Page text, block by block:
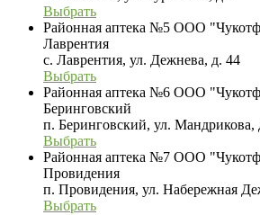
Выбрать
Районная аптека №5 ООО
Лаврентия
с. Лаврентия, ул. Дежнева, д. 44
Выбрать
Районная аптека №6 ООО
Беринговский
п. Беринговский, ул. Мандрикова,
Выбрать
Районная аптека №7 ООО
Провидения
п. Провидения, ул. Набережная
Выбрать